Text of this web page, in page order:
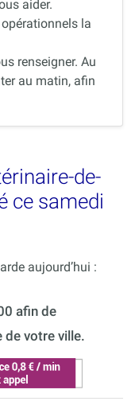
aider.
la
renseigner. Au
au matin, afin
de-
ce samedi
aujourd’hui :
afin de
de votre ville.